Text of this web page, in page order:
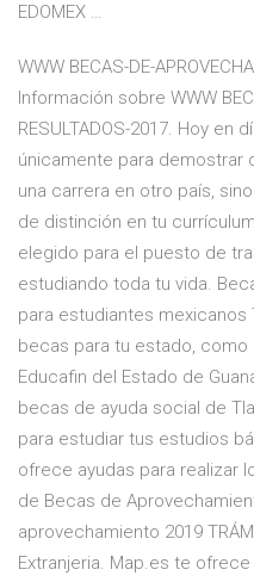
EDOMEX …
WWW BECAS-DE-
Información sobre WWW
RESULTADOS-2017. Hoy en
únicamente para demostrar
una carrera en otro país,
de distinción en tu
elegido para el puesto de
estudiando toda tu vida.
para estudiantes
becas para tu estado,
Educafin del Estado de
becas de ayuda social de
para estudiar tus estudios
ofrece ayudas para realizar
de Becas de
aprovechamiento 2019
Extranjeria. Map.es te